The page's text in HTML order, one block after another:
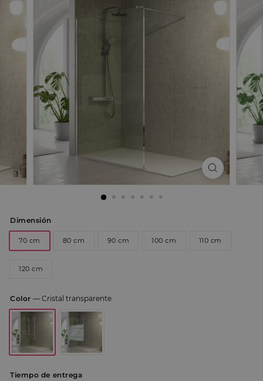
o
Dimensión
70 cm 80 cm 90 cm 100 cm 110 cm
120 cm
Color—Cristal transparente
Tiempo de entrega